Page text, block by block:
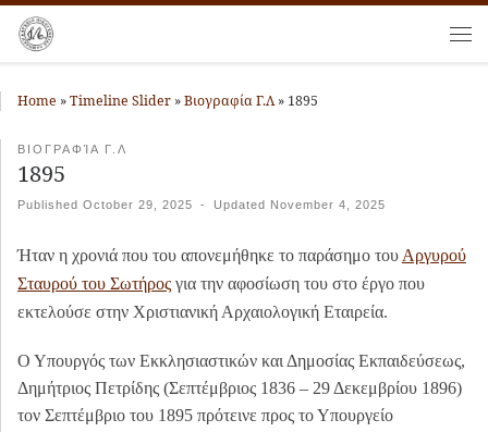
Skip to content
Home »Timeline Slider »Βιογραφία Γ.Λ » 1895
ΒΙΟΓΡΑΦΊΑ Γ.Λ
1895
Published October 29, 2025 - Updated November 4, 2025
Ήταν η χρονιά που του απονεμήθηκε το παράσημο του Αργυρού
Σταυρού του Σωτήρος για την αφοσίωση του στο έργο που
εκτελούσε στην Χριστιανική Αρχαιολογική Εταιρεία.
Ο Υπουργός των Εκκλησιαστικών και Δημοσίας Εκπαιδεύσεως,
Δημήτριος Πετρίδης (Σεπτέμβριος 1836 – 29 Δεκεμβρίου 1896)
τον Σεπτέμβριο του 1895 πρότεινε προς το Υπουργείο